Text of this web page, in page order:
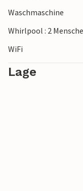
Waschmaschine
Whirlpool : 2
WiFi
Lage